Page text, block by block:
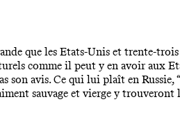
que les Etats-Unis et trente-
comme il peut y en avoir aux
son avis. Ce qui lui plaît en Russie,
sauvage et vierge y